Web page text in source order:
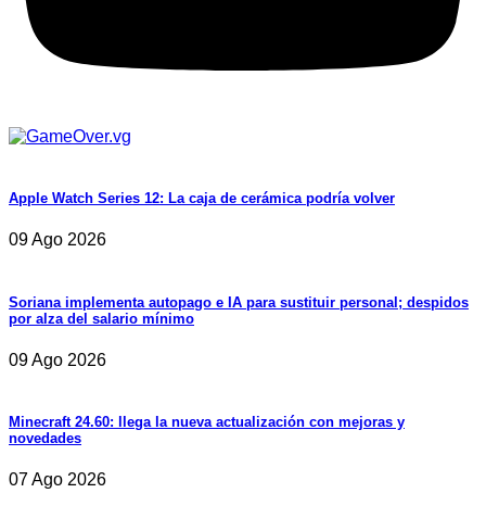
Apple Watch Series 12: La caja de cerámica podría volver
09 Ago 2026
Soriana implementa autopago e IA para sustituir personal; despidos
por alza del salario mínimo
09 Ago 2026
Minecraft 24.60: llega la nueva actualización con mejoras y
novedades
07 Ago 2026